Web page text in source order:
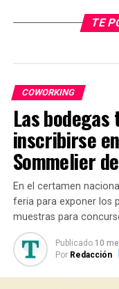
polifacético,
más conocidos y con
practica el
gimnasios como en
reparte su
importantes de la
TE
COWORKING
Las bodegas
inscribirse
Sommelier
En el certamen
feria para exponer los
muestras para
Publicado 10
Por Redacción